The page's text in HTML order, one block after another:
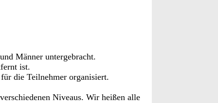
Männer untergebracht.
ist.
die Teilnehmer organisiert.
Niveaus. Wir heißen alle